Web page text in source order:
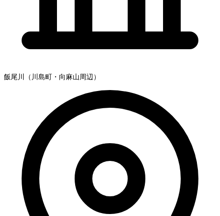
飯尾川（川島町・向麻山周辺）